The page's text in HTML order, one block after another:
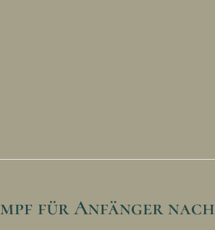
für Anfänger nach